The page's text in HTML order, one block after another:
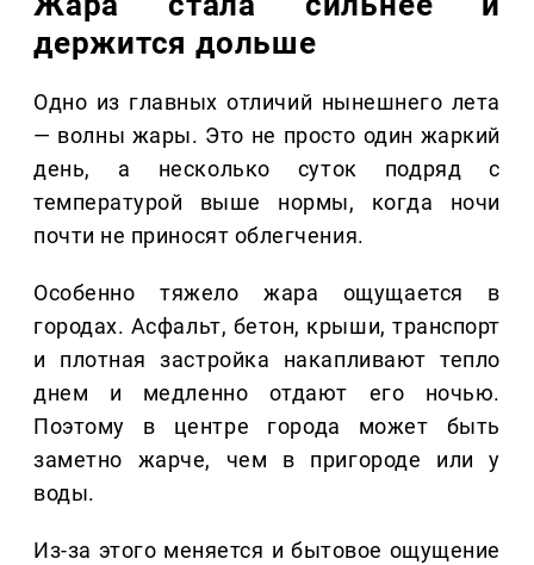
держится дольше
Одно из главных отличий нынешнего лета
— волны жары. Это не просто один жаркий
день, а несколько суток подряд с
температурой выше нормы, когда ночи
почти не приносят облегчения.
Особенно тяжело жара ощущается в
городах. Асфальт, бетон, крыши, транспорт
и плотная застройка накапливают тепло
днем и медленно отдают его ночью.
Поэтому в центре города может быть
заметно жарче, чем в пригороде или у
воды.
Из-за этого меняется и бытовое ощущение